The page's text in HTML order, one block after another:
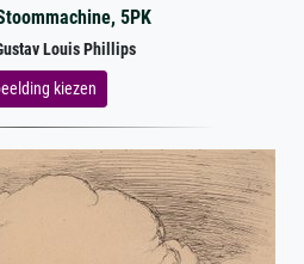
5PK
Louis Phillips
kiezen